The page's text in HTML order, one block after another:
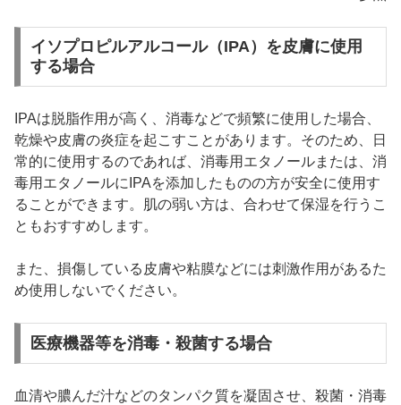
イソプロピルアルコール（IPA）を皮膚に使用
する場合
IPAは脱脂作用が高く、消毒などで頻繁に使用した場合、
乾燥や皮膚の炎症を起こすことがあります。そのため、日
常的に使用するのであれば、消毒用エタノールまたは、消
毒用エタノールにIPAを添加したものの方が安全に使用す
ることができます。肌の弱い方は、合わせて保湿を行うこ
ともおすすめします。
また、損傷している皮膚や粘膜などには刺激作用があるた
め使用しないでください。
医療機器等を消毒・殺菌する場合
血清や膿んだ汁などのタンパク質を凝固させ、殺菌・消毒